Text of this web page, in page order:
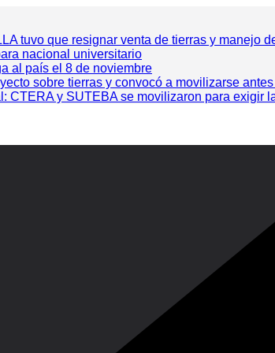
tuvo que resignar venta de tierras y manejo
nacional universitario
al país el 8 de noviembre
sobre tierras y convocó a movilizarse
CTERA y SUTEBA se movilizaron para exigir